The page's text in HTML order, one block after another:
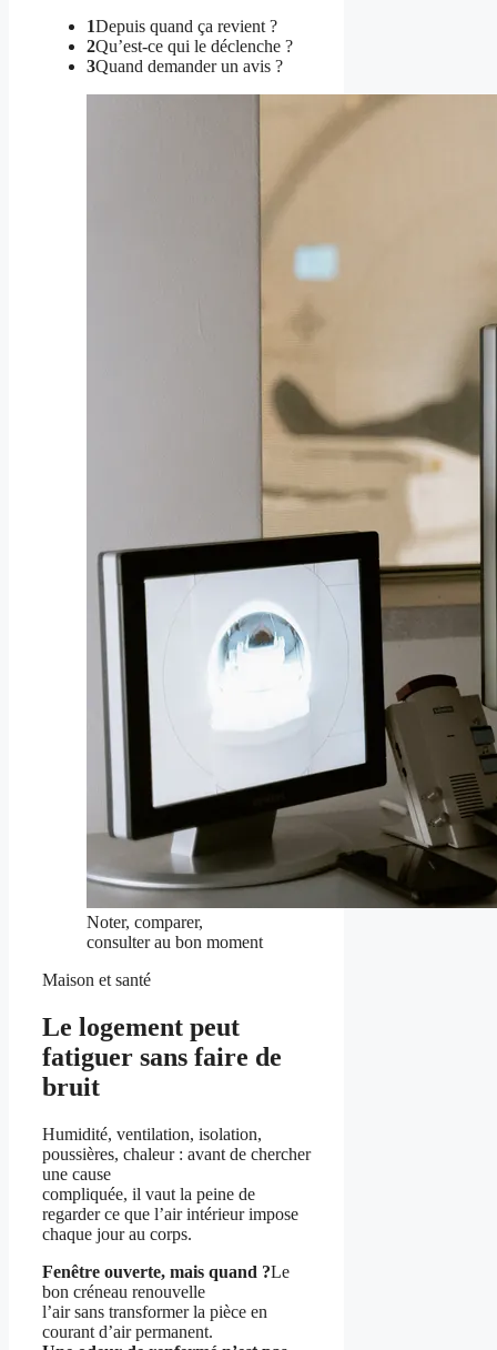
1Depuis quand ça revient ?
2Qu’est-ce qui le déclenche ?
3Quand demander un avis ?
Noter, comparer,
consulter au bon moment
Maison et santé
Le logement peut
fatiguer sans faire de
bruit
Humidité, ventilation, isolation,
poussières, chaleur : avant de chercher
une cause
compliquée, il vaut la peine de
regarder ce que l’air intérieur impose
chaque jour au corps.
Fenêtre ouverte, mais quand ?Le
bon créneau renouvelle
l’air sans transformer la pièce en
courant d’air permanent.